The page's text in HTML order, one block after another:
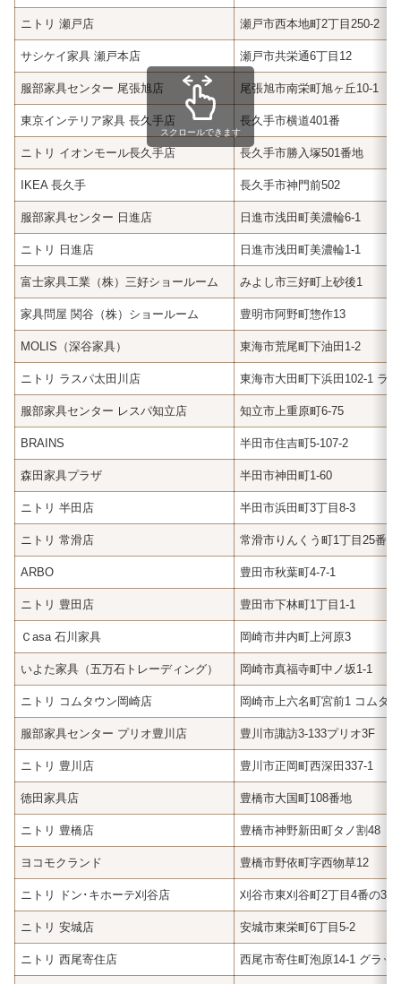
ニトリ 瀬戸店 瀬戸市西本地町2丁目250-2
サシケイ家具 瀬戸本店 瀬戸市共栄通6丁目12
服部家具センター 尾張旭店 尾張旭市南栄町旭ヶ丘10-1
東京インテリア家具 長久手店 長久手市横道401番
ニトリ イオンモール長久手店 長久手市勝入塚501番地
IKEA 長久手 長久手市神門前502
服部家具センター 日進店 日進市浅田町美濃輪6-1
ニトリ 日進店 日進市浅田町美濃輪1-1
富士家具工業（株）三好ショールーム みよし市三好町上砂後1
家具問屋 関谷（株）ショールーム 豊明市阿野町惣作13
MOLIS（深谷家具） 東海市荒尾町下油田1-2
ニトリ ラスパ太田川店 東海市大田町下浜田102-1 ラ
服部家具センター レスパ知立店 知立市上重原町6-75
BRAINS 半田市住吉町5-107-2
森田家具プラザ 半田市神田町1-60
ニトリ 半田店 半田市浜田町3丁目8-3
ニトリ 常滑店 常滑市りんくう町1丁目25番地
ARBO 豊田市秋葉町4-7-1
ニトリ 豊田店 豊田市下林町1丁目1-1
Ｃasa 石川家具 岡崎市井内町上河原3
いよた家具（五万石トレーディング） 岡崎市真福寺町中ノ坂1-1
ニトリ コムタウン岡崎店 岡崎市上六名町宮前1 コムタ
服部家具センター プリオ豊川店 豊川市諏訪3-133プリオ3F
ニトリ 豊川店 豊川市正岡町西深田337-1
徳田家具店 豊橋市大国町108番地
ニトリ 豊橋店 豊橋市神野新田町タノ割48
ヨコモクランド 豊橋市野依町字西物草12
ニトリ ドン･キホーテ刈谷店 刈谷市東刈谷町2丁目4番の3
ニトリ 安城店 安城市東栄町6丁目5-2
ニトリ 西尾寄住店 西尾市寄住町泡原14-1 グラッ
スクロールできます